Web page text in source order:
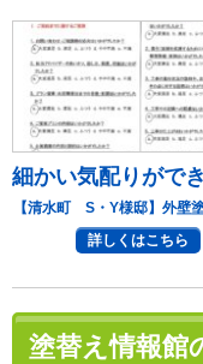
【清水町 S・Y様邸】外壁
詳しくはこちら
塗替え情報館